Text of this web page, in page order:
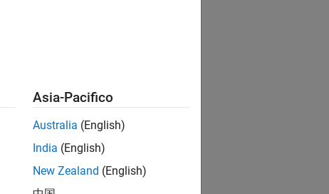
Asia-Pacifico
Australia (English)
India (English)
New Zealand (English)